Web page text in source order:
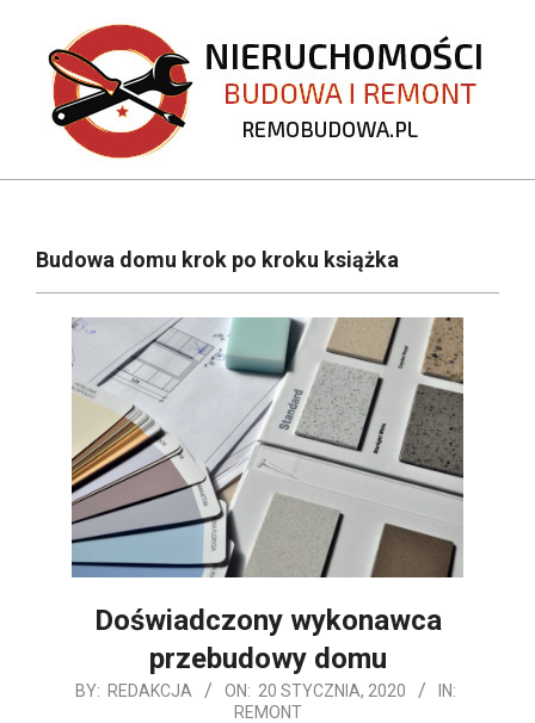
content
REMOBUDOWA.PL
NavigationBudowa domu krok po kroku książka
Doświadczony wykonawca
przebudowy domu
2020-
BY: REDAKCJA ON: 20 STYCZNIA, 2020
IN:
REMONT